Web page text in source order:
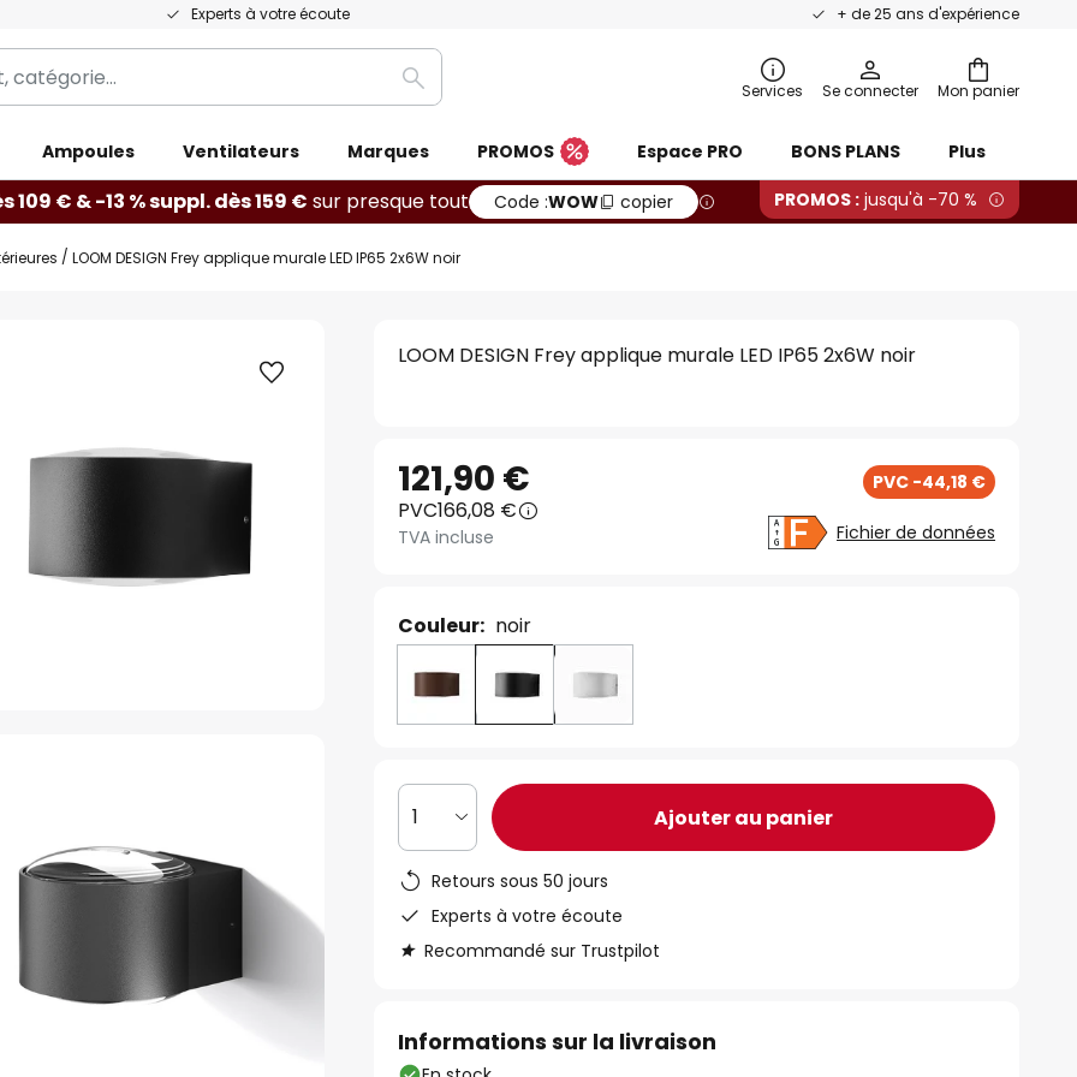
Experts à votre écoute + de 25 ans d'expérience
Mon panier
Rechercher Services Se connecter
Ampoules Ventilateurs Marques PROMOS Espace PRO BONS PLANS Plus
109 € & -13 % suppl. dès 159 € sur presque tout Code :WOW copier PROMOS : jusqu'à -70 %
LOOM DESIGN Frey applique murale LED IP65 2x6W noir
LOOM DESIGN Frey applique murale LED IP65 2x6W noir
121,90 € PVC -44,18 €
PVC166,08 €
TVA incluse Fichier de données
Couleur: noir
1 Ajouter au panier
Retours sous 50 jours
Experts à votre écoute
Recommandé sur Trustpilot
Informations sur la livraison